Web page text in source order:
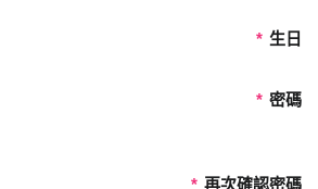
* 生日
* 密碼
* 再次確認密碼